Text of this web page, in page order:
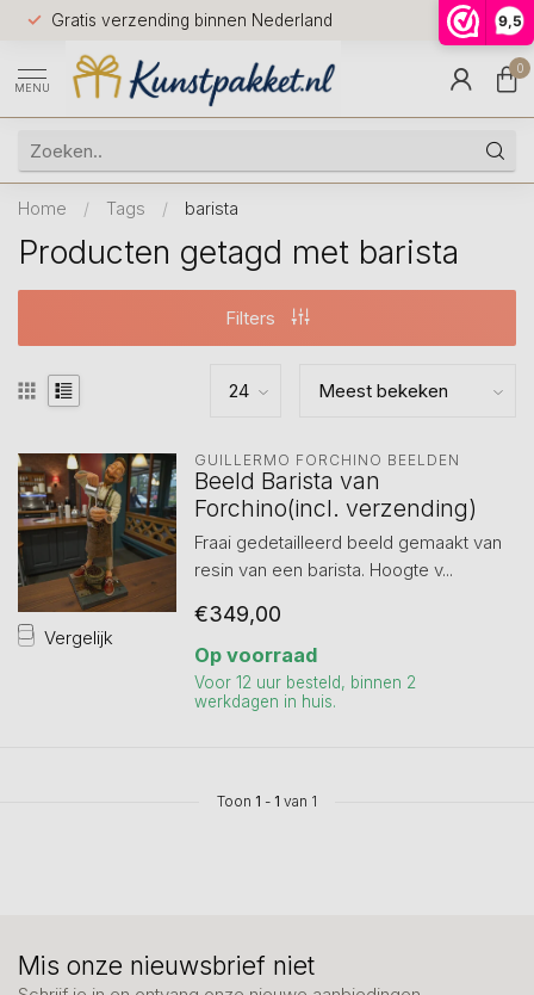
9,5
Gratis verzending binnen Nederland
Voor
huis
9.5
MENU
0
Home / Tags / barista
Producten getagd met barista
Filters
Vergelijk
GUILLERMO FORCHINO BEELDEN
Beeld Barista van
Forchino(incl. verzending)
Fraai gedetailleerd beeld gemaakt van
resin van een barista. Hoogte v...
€349,00
Op voorraad
Voor 12 uur besteld, binnen 2
werkdagen in huis.
Toon 1 - 1 van 1
Mis onze nieuwsbrief niet